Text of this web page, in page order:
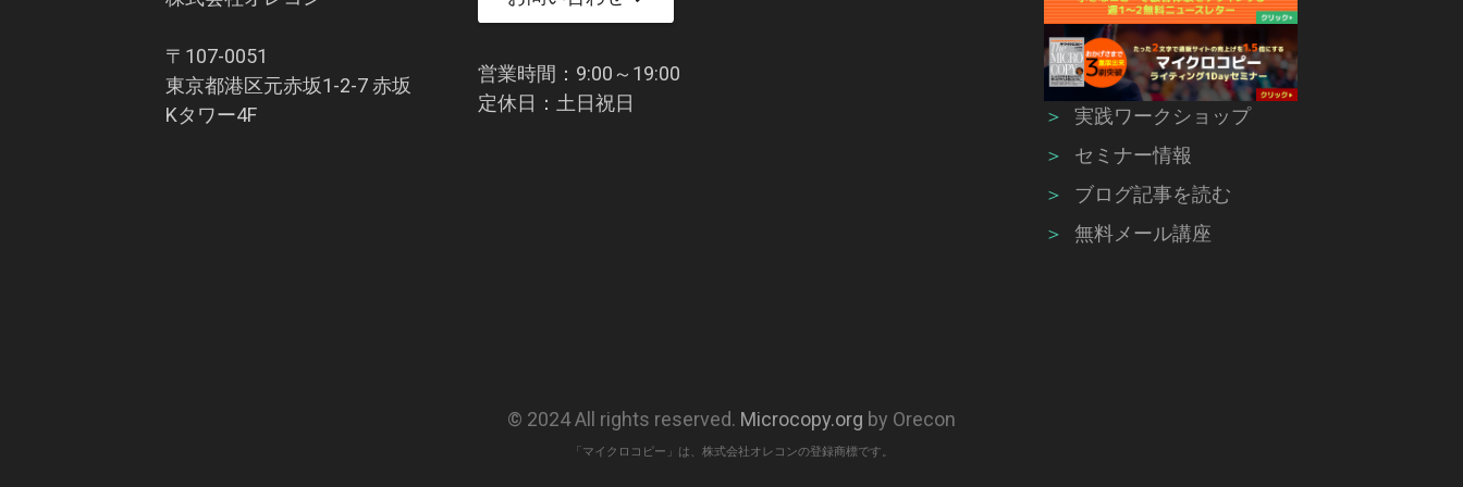
〒107-0051
東京都港区元赤坂1-2-7 赤坂
Kタワー4F
営業時間：9:00～19:00
定休日：土日祝日
＞
実践ワークショップ
＞
セミナー情報
＞
ブログ記事を読む
＞
無料メール講座
© 2024 All rights reserved. Microcopy.org by Orecon
「マイクロコピー」は、株式会社オレコンの登録商標です。